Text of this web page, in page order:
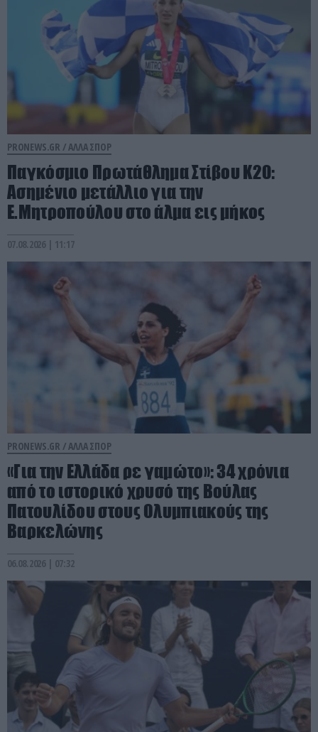
PRONEWS.GR /ΑΛΛΑ ΣΠΟΡ
Παγκόσμιο Πρωτάθλημα Στίβου Κ20:
Ασημένιο μετάλλιο για την
Ε.Μητροπούλου στο άλμα εις μήκος
07.08.2026 | 11:17
PRONEWS.GR / ΑΛΛΑ ΣΠΟΡ
«Για την Ελλάδα ρε γαμώτο»: 34 χρόνια
από το ιστορικό χρυσό της Βούλας
Πατουλίδου στους Ολυμπιακούς της
Βαρκελώνης
06.08.2026 | 07:32